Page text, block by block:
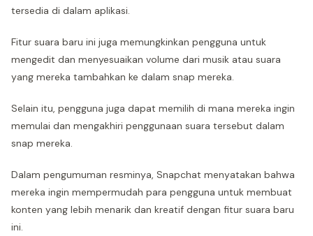
tersedia di dalam aplikasi.
Fitur suara baru ini juga memungkinkan pengguna untuk
mengedit dan menyesuaikan volume dari musik atau suara
yang mereka tambahkan ke dalam snap mereka.
Selain itu, pengguna juga dapat memilih di mana mereka ingin
memulai dan mengakhiri penggunaan suara tersebut dalam
snap mereka.
Dalam pengumuman resminya, Snapchat menyatakan bahwa
mereka ingin mempermudah para pengguna untuk membuat
konten yang lebih menarik dan kreatif dengan fitur suara baru
ini.